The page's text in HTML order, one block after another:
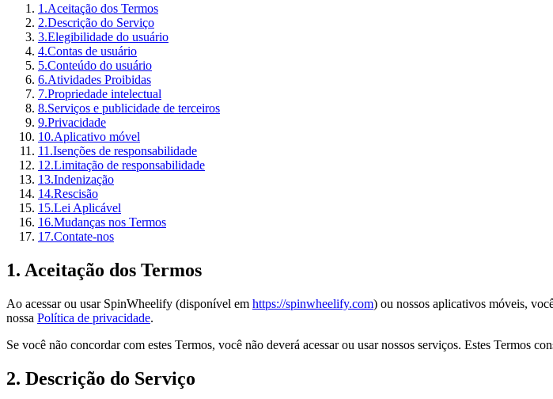
1 .Aceitação dos Termos
2.Descrição do Serviço
3.Elegibilidade do usuário
4.Contas de usuário
5.Conteúdo do usuário
6.Atividades Proibidas
7.Propriedade intelectual
8.Serviços e publicidade de terceiros
9.Privacidade
10.Aplicativo móvel
11 .Isenções de responsabilidade
12.Limitação de responsabilidade
13.Indenização
14.Rescisão
15.Lei Aplicável
16.Mudanças nos Termos
17.Contate-nos
1. Aceitação dos Termos
Ao acessar ou usar SpinWheelify (disponível em https://spinwheelify.com) ou nossos aplicativos móveis,
nossa Política de privacidade.
Se você não concordar com estes Termos, você não deverá acessar ou usar nossos serviços. Estes Termos
2. Descrição do Serviço